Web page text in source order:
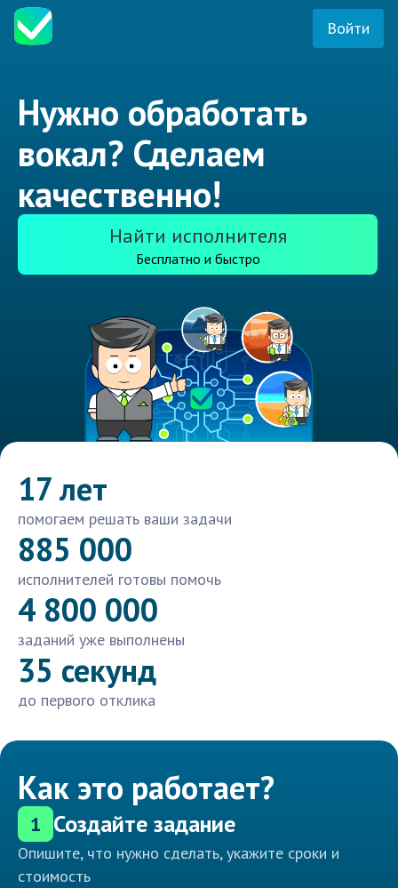
Войти
Нужно обработать
вокал? Сделаем
качественно!
Найти исполнителя
Бесплатно и быстро
17 лет
помогаем решать ваши задачи
885 000
исполнителей готовы помочь
4 800 000
заданий уже выполнены
35 секунд
до первого отклика
Как это работает?
1 Создайте задание
Опишите, что нужно сделать, укажите сроки и
стоимость